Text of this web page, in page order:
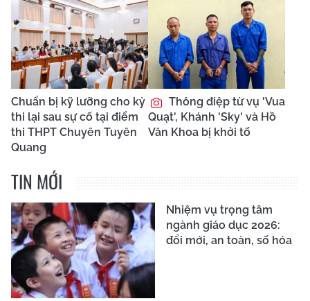
Chuẩn bị kỹ lưỡng cho kỳ
thi lại sau sự cố tại điểm
thi THPT Chuyên Tuyên
Quang
Thông điệp từ vụ 'Vua
Quạt', Khánh 'Sky' và Hồ
Văn Khoa bị khởi tố
TIN MỚI
Nhiệm vụ trọng tâm
ngành giáo dục 2026:
đổi mới, an toàn, số hóa